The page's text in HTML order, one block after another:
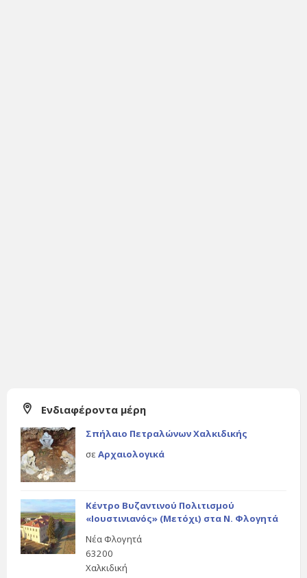
Ενδιαφέροντα μέρη
Σπήλαιο Πετραλώνων Χαλκιδικής
σε Αρχαιολογικά
Κέντρο Βυζαντινού Πολιτισμού
«Ιουστινιανός» (Μετόχι) στα Ν. Φλογητά
Νέα Φλογητά
63200
Χαλκιδική